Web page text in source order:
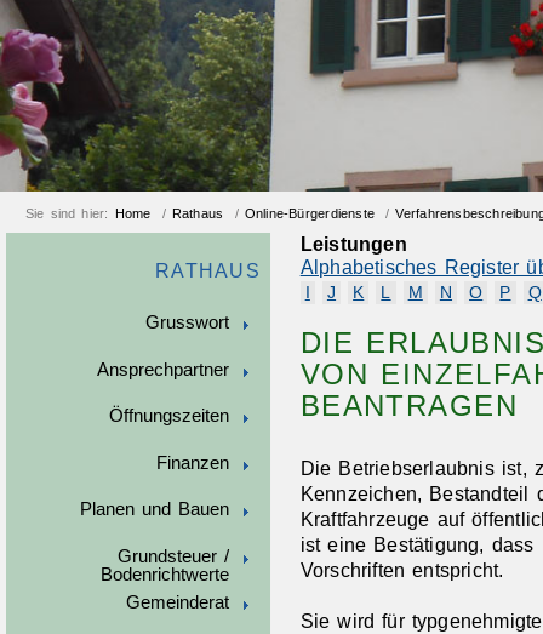
Sie sind hier: Home / Rathaus / Online-Bürgerdienste /
RATHAUS
Grusswort
Ansprechpartner
Öffnungszeiten
Finanzen
Planen und Bauen
Grundsteuer /
Bodenrichtwerte
Gemeinderat
Leistungen
Alphabetisches Register
J K L M N O P Q
DIE
VON
BEANTRAGEN
Die Betriebserlaubnis ist,
Kennzeichen, Bestandteil
Kraftfahrzeuge auf
ist eine Bestätigung,
Vorschriften entspricht.
Sie wird für